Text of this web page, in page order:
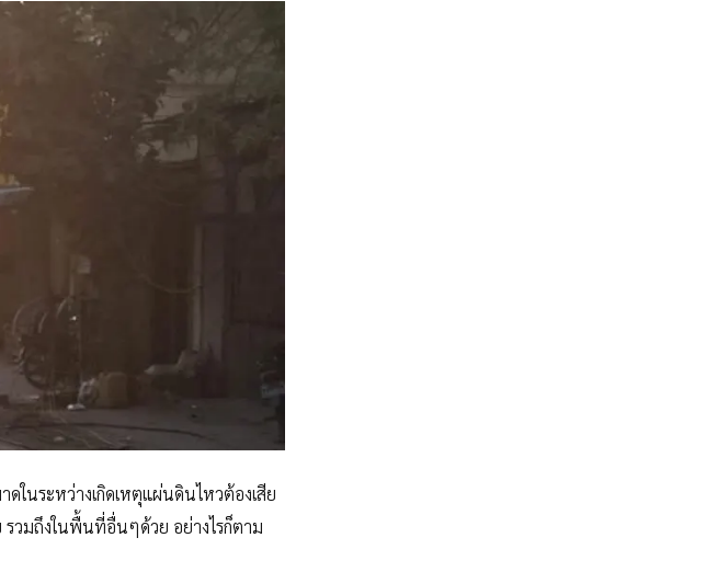
นระหว่างเกิดเหตุแผ่นดินไหวต้องเสีย
รวมถึงในพื้นที่อื่นๆด้วย อย่างไรก็ตาม